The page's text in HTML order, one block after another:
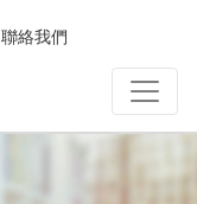
聯絡我們